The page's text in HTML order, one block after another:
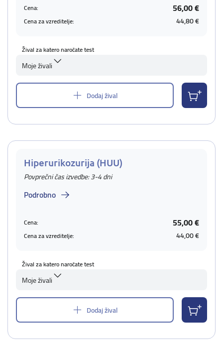
Cena: 56,00 €
Cena za vzreditelje: 44,80 €
Žival za katero naročate test
Moje živali
Dodaj žival
Hiperurikozurija (HUU)
Povprečni čas izvedbe: 3-4 dni
Podrobno
Cena: 55,00 €
Cena za vzreditelje: 44,00 €
Žival za katero naročate test
Moje živali
Dodaj žival